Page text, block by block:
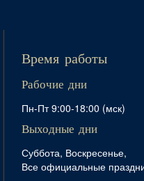
Время работы
Рабочие дни
Пн-Пт 9:00-18:00 (мск)
Выходные дни
Суббота, Воскресенье,
Все официальные